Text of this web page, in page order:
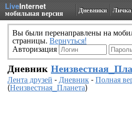
LiveInternet
мобильная версия Дневники Личка
Вы были перенаправлены на
страницы. Вернуться!
Авторизация
Дневник
Лента друзей -Дневник-Полная
(Неизвестная_Планета)